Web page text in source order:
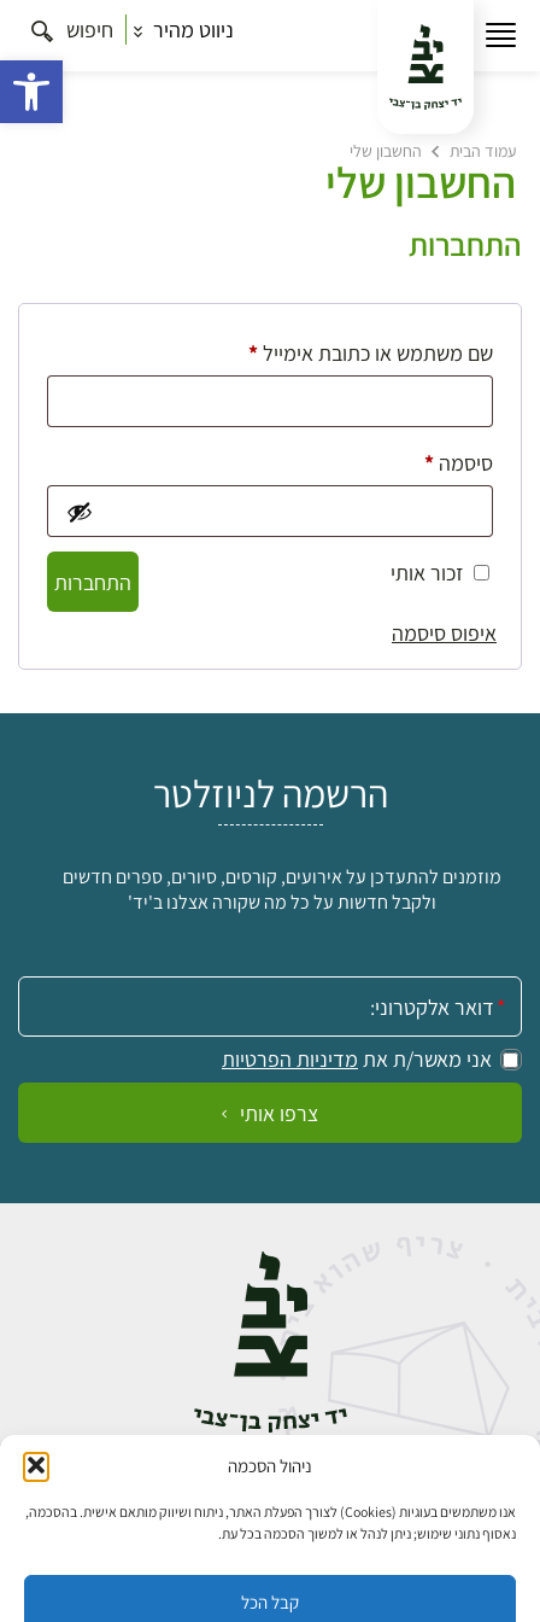
ניהול הסכמה
אנו משתמשים בעוגיות (Cookies) לצורך הפעלת האתר, ניתוח ושיווק מותאם אישית. בהסכמה,
נאסוף נתוני שימוש; ניתן לנהל או למשוך הסכמה בכל עת.
קבל הכל
ניווט מהיר חיפוש
עמוד הבית החשבון שלי
החשבון שלי
התחברות
שם משתמש או כתובת אימייל*חובה
סיסמה *חובה
זכור אותי
התחברות
איפוס סיסמה
הרשמה לניוזלטר
מוזמנים להתעדכן על אירועים, קורסים, סיורים, ספרים חדשים
ולקבל חדשות על כל מה שקורה אצלנו ב'יד'
אימייל:
אני מאשר/ת את מדיניות הפרטיות
צרפו אותי
אבן גבירול 14, רחביה, ירושלים